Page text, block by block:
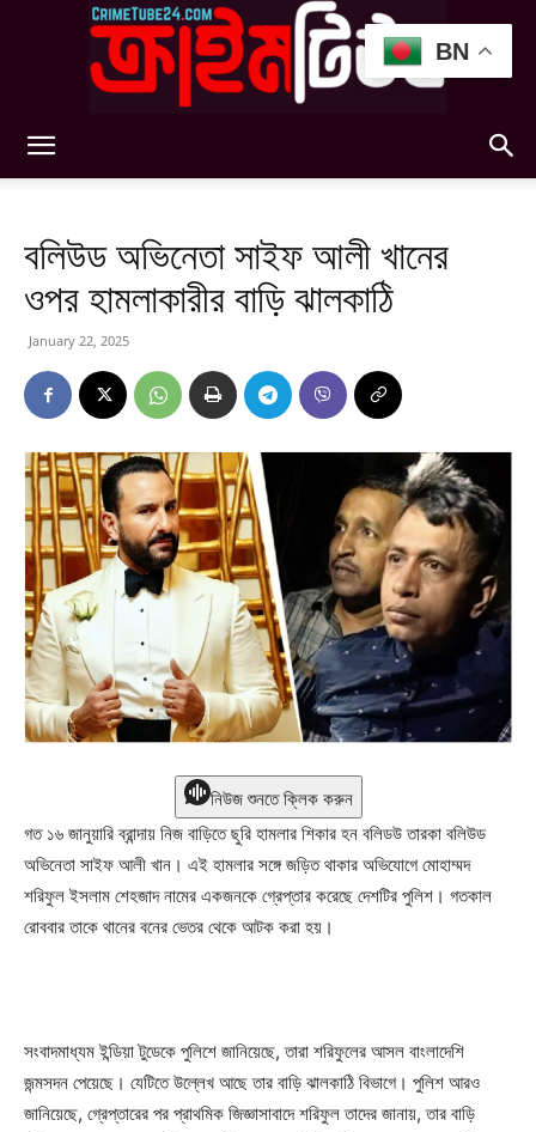
বলিউড অভিনেতা সাইফ আলী খানের
ওপর হামলাকারীর বাড়ি ঝালকাঠি
January 22, 2025
নিউজ শুনতে ক্লিক করুন
গত ১৬ জানুয়ারি ব্রান্দায় নিজ বাড়িতে ছুরি হামলার শিকার হন বলিডউ তারকা বলিউড
অভিনেতা সাইফ আলী খান। এই হামলার সঙ্গে জড়িত থাকার অভিযোগে মোহাম্মদ
শরিফুল ইসলাম শেহজাদ নামের একজনকে গ্রেপ্তার করেছে দেশটির পুলিশ। গতকাল
রোববার তাকে থানের বনের ভেতর থেকে আটক করা হয়।
সংবাদমাধ্যম ইন্ডিয়া টুডেকে পুলিশে জানিয়েছে, তারা শরিফুলের আসল বাংলাদেশি
জন্মসদন পেয়েছে। যেটিতে উল্লেখ আছে তার বাড়ি ঝালকাঠি বিভাগে। পুলিশ আরও
জানিয়েছে, গ্রেপ্তারের পর প্রাথমিক জিজ্ঞাসাবাদে শরিফুল তাদের জানায়, তার বাড়ি
BN